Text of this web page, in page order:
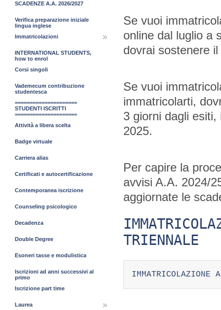
Se vuoi
online dal luglio a
dovrai sostenere
Se vuoi
immatricolarti,
3 giorni dagli
2025.
Per capire la
avvisi A.A. 2024/
aggiornate le
TRIENNALE
SCADENZE A.A. 2026/2027
Verifica preparazione iniziale
lingua inglese
Immatricolazioni
INTERNATIONAL STUDENTS,
how to enrol
Corsi singoli
Vademecum contribuzione
studentesca
=====================
STUDENTI ISCRITTI
=====================
Attività a libera scelta
Badge virtuale
Carriera alias
Certificati e autocertificazione
Contemporanea iscrizione
Counseling psicologico
Decadenza
Double Degree
Esoneri tasse e modulistica
Iscrizioni ad anni successivi al
primo
Iscrizione part time
Laurea